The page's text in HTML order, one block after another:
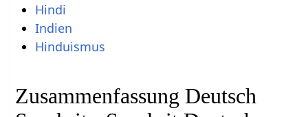
Hindi
Indien
Hinduismus
Zusammenfassung Deutsch